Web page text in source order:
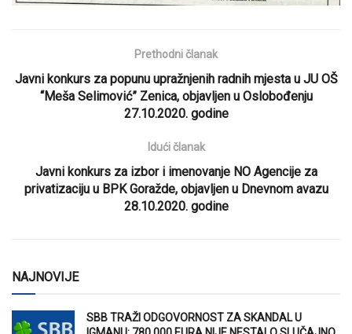
Prethodni članak
Javni konkurs za popunu upražnjenih radnih mjesta u JU OŠ
“Meša Selimović” Zenica, objavljen u Oslobođenju
27.10.2020. godine
Idući članak
Javni konkurs za izbor i imenovanje NO Agencije za
privatizaciju u BPK Goražde, objavljen u Dnevnom avazu
28.10.2020. godine
NAJNOVIJE
SBB TRAŽI ODGOVORNOST ZA SKANDAL U